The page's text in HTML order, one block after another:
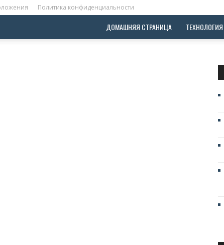
Политика конфиденциальности
ДОМАШНЯЯ СТРАНИЦА ТЕХНОЛОГИЯ